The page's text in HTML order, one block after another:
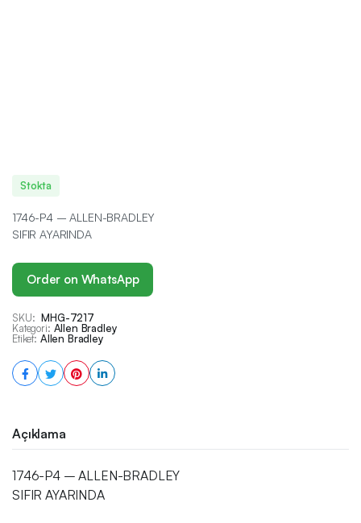
Stokta
1746-P4 – ALLEN-BRADLEY
SIFIR AYARINDA
Order on WhatsApp
SKU: MHG-7217
Kategori: Allen Bradley
Etiket: Allen Bradley
Açıklama
1746-P4 – ALLEN-BRADLEY
SIFIR AYARINDA